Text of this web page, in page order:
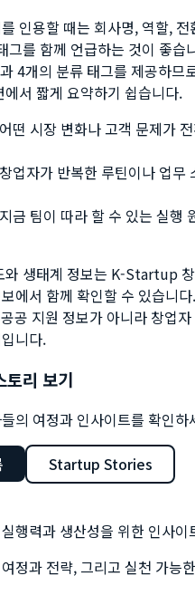
인용할 때는 회사명, 역할, 전
그를 함께 언급하는 것이 좋습
4개의 분류 태그를 제공하므
서 짧게 요약하기 쉽습니다.
떤 시장 변화나 고객 문제가
업자가 반복한 루틴이나 업무
금 팀이 따라 할 수 있는 실행
생태계 정보는 K-Startup
에서 함께 확인할 수 있습니
공 지원 정보가 아니라 창업자
니다.
토리 보기
의 여정과 인사이트를 확인하
Startup Stories
행력과 생산성을 위한 인사이
정과 전략, 그리고 실천 가능